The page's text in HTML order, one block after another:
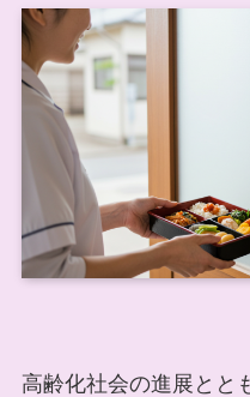
高齢化社会の進展とと